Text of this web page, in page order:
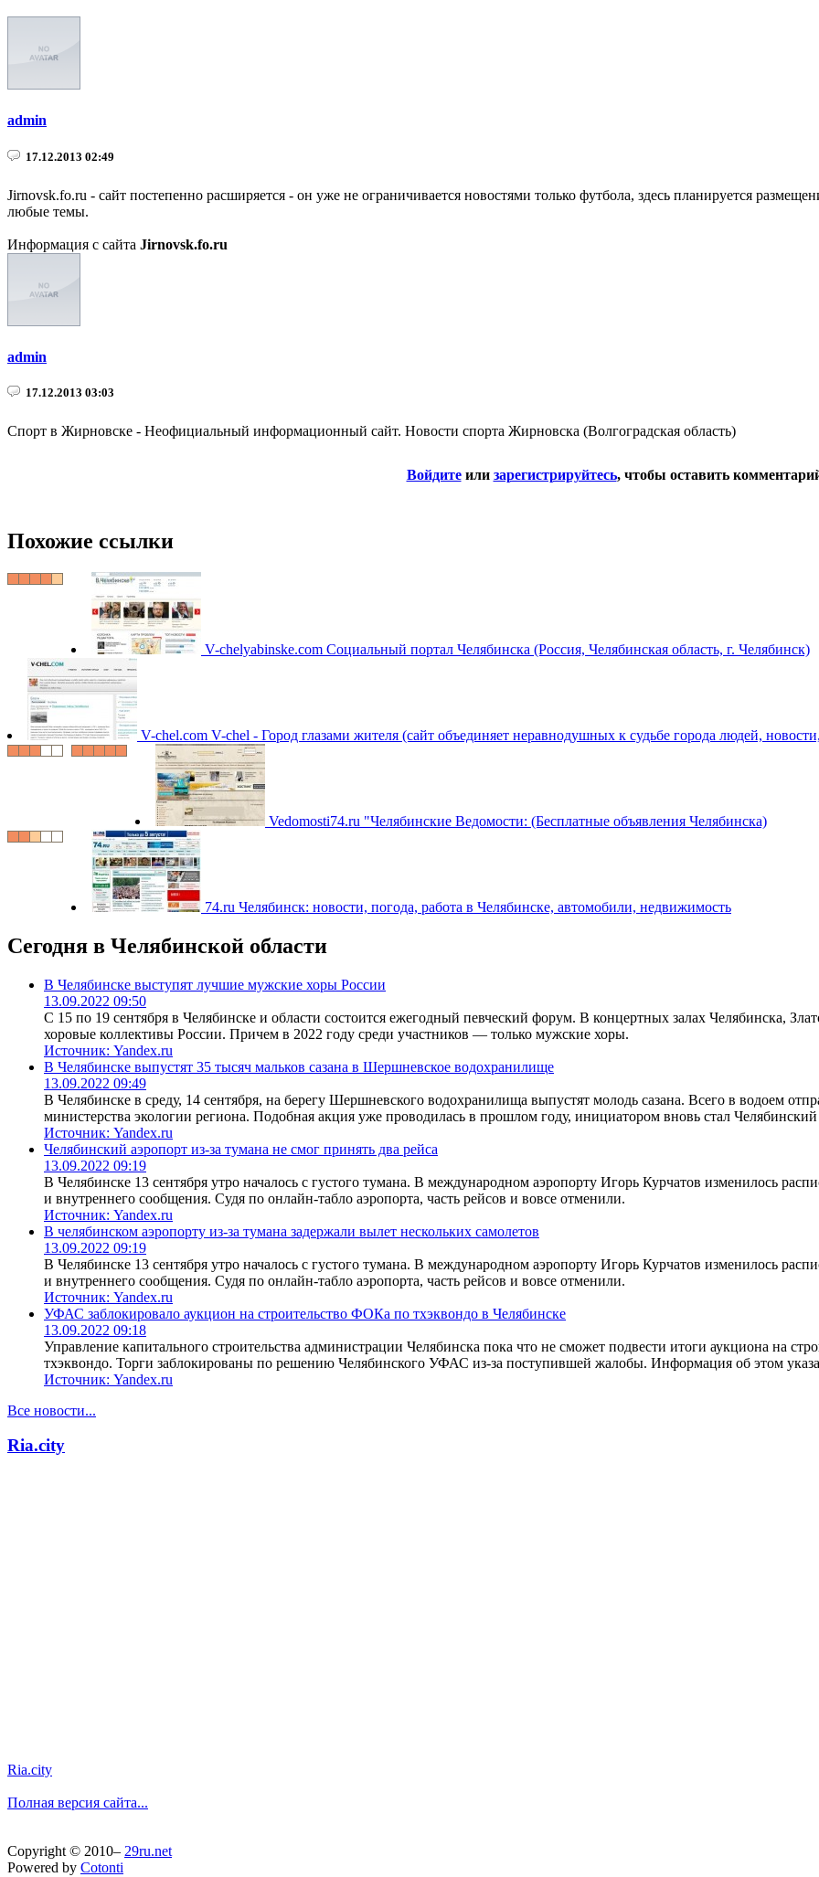
admin
17.12.2013 02:49
Jirnovsk.fo.ru - cайт постепенно расширяется - он уже не ограничивается новостями только футбола, здесь планируется
любые темы.
Информация с сайта Jirnovsk.fo.ru
admin
17.12.2013 03:03
Спорт в Жирновске - Неофициальный информационный сайт. Новости спорта Жирновска (Волгоградская область)
Войдитеили зарегистрируйтесь, чтобы оставить
Похожие ссылки
V-chelyabinske.com Социальный портал Челябинска (Россия, Челябинская область, г. Челябинск)
V-chel.com V-chel - Город глазами жителя (сайт объединяет неравнодушных к судьбе города людей,
Vedomosti74.ru "Челябинские Ведомости: (Бесплатные объявления Челябинска)
74.ru Челябинск: новости, погода, работа в Челябинске, автомобили, недвижимость
Сегодня в Челябинской области
В Челябинске выступят лучшие мужские хоры России
13.09.2022 09:50
С 15 по 19 сентября в Челябинске и области состоится ежегодный певческий форум. В концертных залах Челябинска,
хоровые коллективы России. Причем в 2022 году среди участников — только мужские хоры.
Источник: Yandex.ru
В Челябинске выпустят 35 тысяч мальков сазана в Шершневское водохранилище
13.09.2022 09:49
В Челябинске в среду, 14 сентября, на берегу Шершневского водохранилища выпустят молодь сазана. Всего в водоем
министерства экологии региона. Подобная акция уже проводилась в прошлом году, инициатором вновь стал
Источник: Yandex.ru
Челябинский аэропорт из‑за тумана не смог принять два рейса
13.09.2022 09:19
В Челябинске 13 сентября утро началось с густого тумана. В международном аэропорту Игорь Курчатов изменилось
и внутреннего сообщения. Судя по онлайн-табло аэропорта, часть рейсов и вовсе отменили.
Источник: Yandex.ru
В челябинском аэропорту из-за тумана задержали вылет нескольких самолетов
13.09.2022 09:19
В Челябинске 13 сентября утро началось с густого тумана. В международном аэропорту Игорь Курчатов изменилось
и внутреннего сообщения. Судя по онлайн-табло аэропорта, часть рейсов и вовсе отменили.
Источник: Yandex.ru
УФАС заблокировало аукцион на строительство ФОКа по тхэквондо в Челябинске
13.09.2022 09:18
Управление капитального строительства администрации Челябинска пока что не сможет подвести итоги аукциона на
тхэквондо. Торги заблокированы по решению Челябинского УФАС из-за поступившей жалобы. Информация об этом
Источник: Yandex.ru
Все новости...
Ria.city
Ria.city
Полная версия сайта...
Copyright © 2010– 29ru.net
Powered by Cotonti